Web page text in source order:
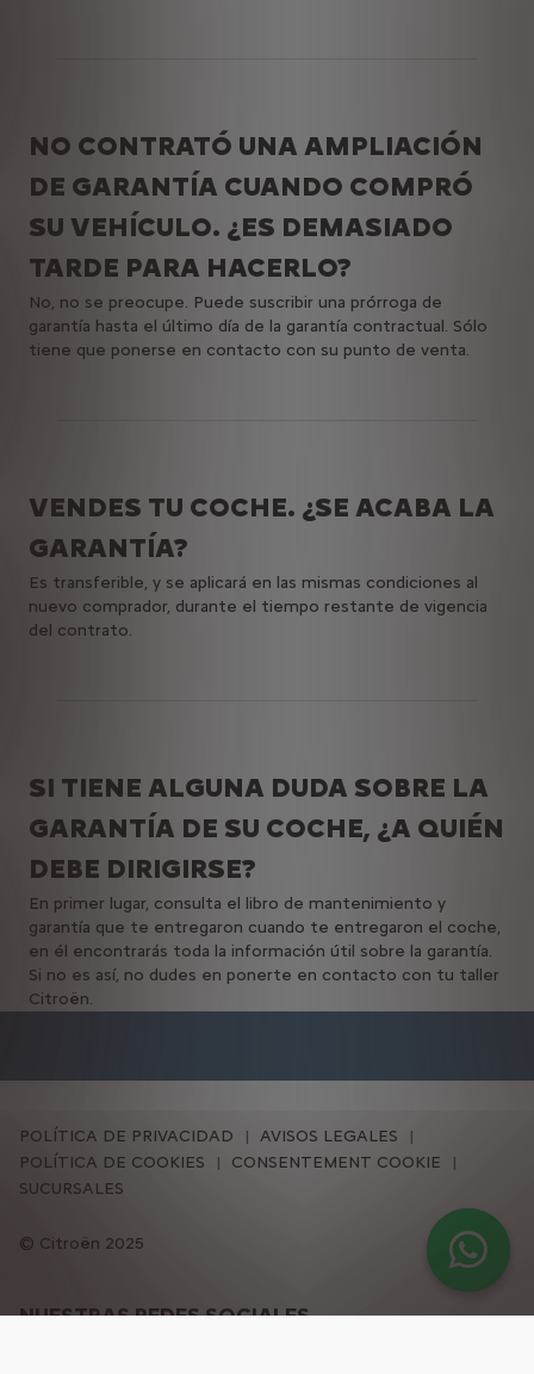
NO CONTRATÓ UNA AMPLIACIÓN
DE GARANTÍA CUANDO COMPRÓ
SU VEHÍCULO. ¿ES DEMASIADO
TARDE PARA HACERLO?
No, no se preocupe. Puede suscribir una prórroga de
garantía hasta el último día de la garantía contractual. Sólo
tiene que ponerse en contacto con su punto de venta.
VENDES TU COCHE. ¿SE ACABA LA
GARANTÍA?
Es transferible, y se aplicará en las mismas condiciones al
nuevo comprador, durante el tiempo restante de vigencia
del contrato.
SI TIENE ALGUNA DUDA SOBRE LA
GARANTÍA DE SU COCHE, ¿A QUIÉN
DEBE DIRIGIRSE?
En primer lugar, consulta el libro de mantenimiento y
garantía que te entregaron cuando te entregaron el coche,
en él encontrarás toda la información útil sobre la garantía.
Si no es así, no dudes en ponerte en contacto con tu taller
Citroën.
NUESTRAS REDES SOCIALES
Citroën 2025
POLÍTICA DE PRIVACIDAD
AVISOS LEGALES
POLÍTICA DE COOKIES
CONSENTEMENT COOKIE
SUCURSALES